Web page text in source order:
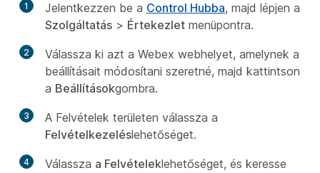
1 Jelentkezzen be a Control Hubba, majd lépjen a
Szolgáltatás > Értekezlet menüpontra.
2
Válassza ki azt a Webex webhelyet, amelynek a
beállításait módosítani szeretné, majd kattintson
a Beállításokgombra.
3 A Felvételek területen válassza a
Felvételkezeléslehetőséget.
4 Válassza a Felvételeklehetőséget, és keresse